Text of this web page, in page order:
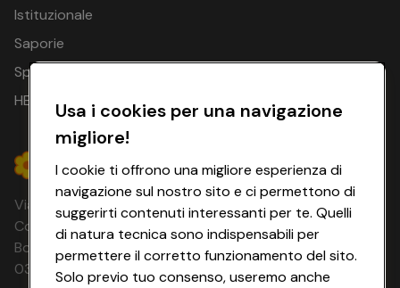
Istituzionale
Saporie
Spesa Online
HEYCONAD
Via Michelino, 59 | 40127 BOLOGNA
Codice Fiscale e Registro Imprese di
Bologna 00865960157 PARTITA IVA
03320960374 CONAD SOC. COOP.
Usa i cookies per una navigazione
migliore!
I cookie ti offrono una migliore esperienza di
navigazione sul nostro sito e ci permettono di
suggerirti contenuti interessanti per te. Quelli
di natura tecnica sono indispensabili per
permettere il corretto funzionamento del sito.
Solo previo tuo consenso, useremo anche